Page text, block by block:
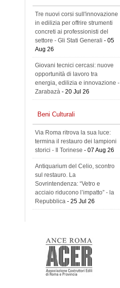
Tre nuovi corsi sull'innovazione
in edilizia per offrire strumenti
concreti ai professionisti del
settore - Gli Stati Generali - 05
Aug 26
Giovani tecnici cercasi: nuove
opportunità di lavoro tra
energia, edilizia e innovazione -
Zarabazà - 20 Jul 26
Beni Culturali
Via Roma ritrova la sua luce:
termina il restauro dei lampioni
storici - Il Torinese - 07 Aug 26
Antiquarium del Celio, scontro
sul restauro. La
Sovrintendenza: “Vetro e
acciaio riducono l’impatto” - la
Repubblica - 25 Jul 26